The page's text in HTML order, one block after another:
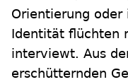
Orientierung oder
Identität flüchten
interviewt. Aus
erschütternden